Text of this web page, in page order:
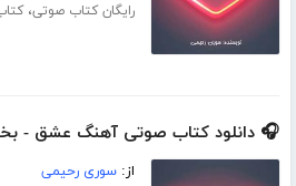
رایگان کتاب صوتی،
🎧 دانلود کتاب صوتی آهنگ عشق -
از:سوری رحیمی